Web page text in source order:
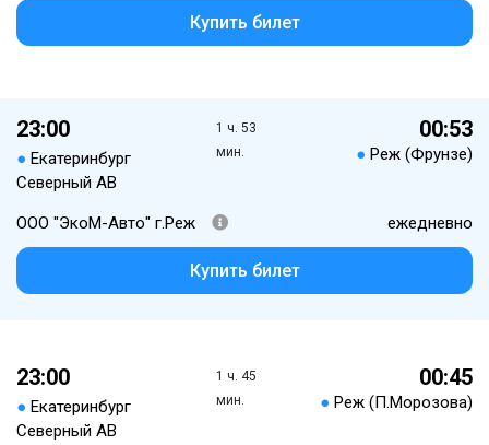
Купить билет
23:00
● Екатеринбург
Северный АВ
1 ч. 53
мин.
00:53
● Реж (Фрунзе)
ООО "ЭкоМ-Авто" г.Реж ежедневно
Купить билет
23:00
● Екатеринбург
Северный АВ
1 ч. 45
мин.
00:45
● Реж (П.Морозова)